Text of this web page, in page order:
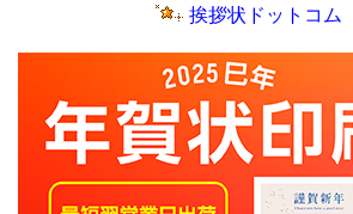
挨拶状ドットコム